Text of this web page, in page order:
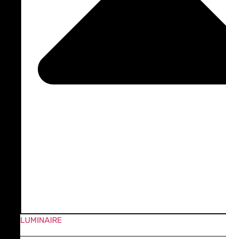
LUMINAIRE